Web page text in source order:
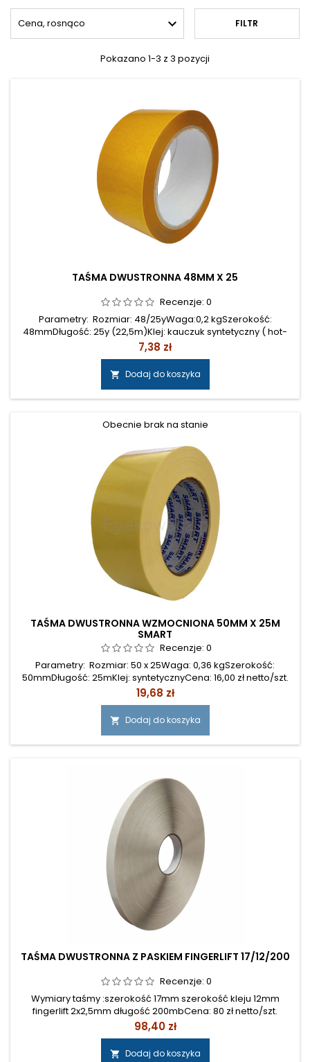
Cena, rosnąco  FILTR
Pokazano 1-3 z 3 pozycji
TAŚMA DWUSTRONNA 48MM X 25
Recenzje: 0
Parametry: Rozmiar: 48/25yWaga:0,2 kgSzerokość:
48mmDługość: 25y (22,5m)Klej: kauczuk syntetyczny ( hot-
melt )Cena: 6,00 zł netto/szt.
Cena
7,38 zł
 Dodaj do koszyka
Obecnie brak na stanie
TAŚMA DWUSTRONNA WZMOCNIONA 50MM X 25M
SMART
Recenzje: 0
Parametry: Rozmiar: 50 x 25Waga: 0,36 kgSzerokość:
50mmDługość: 25mKlej: syntetycznyCena: 16,00 zł netto/szt.
Cena
19,68 zł
 Dodaj do koszyka
TAŚMA DWUSTRONNA Z PASKIEM FINGERLIFT 17/12/200
Recenzje: 0
Wymiary taśmy :szerokość 17mm szerokość kleju 12mm
fingerlift 2x2,5mm długość 200mbCena: 80 zł netto/szt.
Cena
98,40 zł
 Dodaj do koszyka